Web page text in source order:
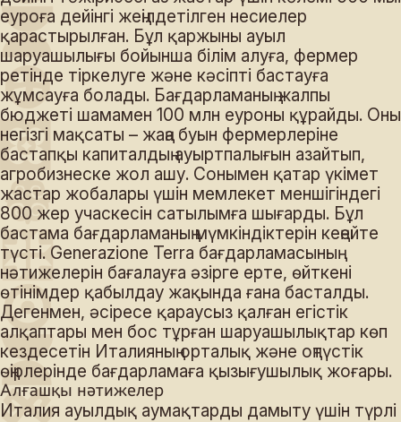
еуроға дейінгі жеңілдетілген несиелер
қарастырылған. Бұл қаржыны ауыл
шаруашылығы бойынша білім алуға, фермер
ретінде тіркелуге және кәсіпті бастауға
жұмсауға болады. Бағдарламаның жалпы
бюджеті шамамен 100 млн еуроны құрайды. Оның
негізгі мақсаты – жаңа буын фермерлеріне
бастапқы капиталдың ауыртпалығын азайтып,
агробизнеске жол ашу. Сонымен қатар үкімет
жастар жобалары үшін мемлекет меншігіндегі
800 жер учаскесін сатылымға шығарды. Бұл
бастама бағдарламаның мүмкіндіктерін кеңейте
түсті. Generazione Terra бағдарламасының
нәтижелерін бағалауға әзірге ерте, өйткені
өтінімдер қабылдау жақында ғана басталды.
Дегенмен, әсіресе қараусыз қалған егістік
алқаптары мен бос тұрған шаруашылықтар көп
кездесетін Италияның орталық және оңтүстік
өңірлерінде бағдарламаға қызығушылық жоғары.
Алғашқы нәтижелер
Италия ауылдық аумақтарды дамыту үшін түрлі